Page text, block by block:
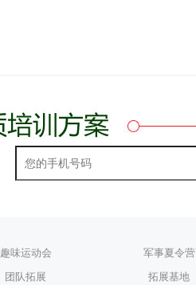
趣味运动会
团队拓展
军事夏令营
拓展基地